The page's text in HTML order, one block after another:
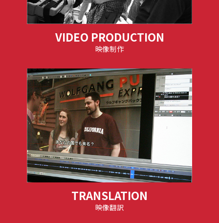
VIDEO PRODUCTION
映像制作
TRANSLATION
映像翻訳